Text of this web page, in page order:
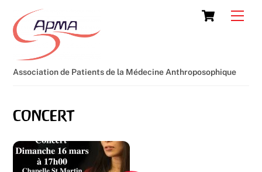
content
Cart
Association de Patients de la Médecine Anthroposophique
concert